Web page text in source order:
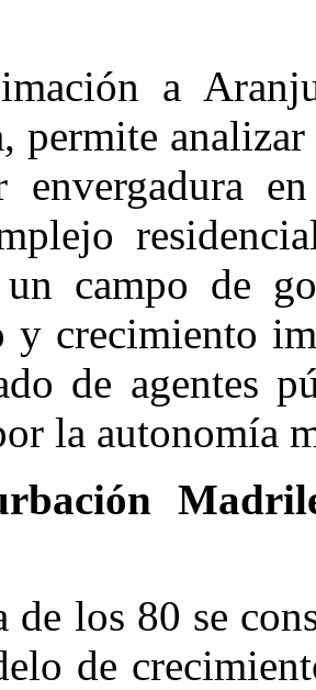
a
permite
envergadura
campo de
y crecimiento
de agentes
la autonomía
de los 80 se
de